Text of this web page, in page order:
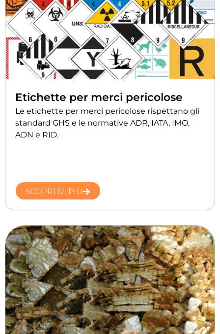
Etichette per merci pericolose
Le etichette per merci pericolose rispettano gli
standard GHS e le normative ADR, IATA, IMO,
ADN e RID.
SCOPRI DI PIÙ